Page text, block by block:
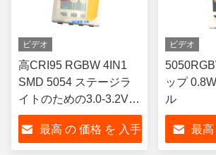
ビデオ
高CRI95 RGBW 4IN1
SMD 5054 ステージラ
イトのための3.0-3.2V
LED CHIP
最高 の 価格 を 入手
ビデオ
ップ
ル
最高